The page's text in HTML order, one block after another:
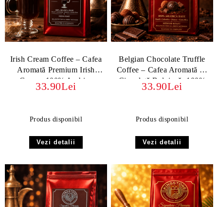
Irish Cream Coffee – Cafea
Aromată Premium Irish
Cream, 100% Arabica
33.90Lei
Produs disponibil
Vezi detalii
Belgian Chocolate Truffle
Coffee – Cafea Aromată cu
Ciocolată Belgiană, 100%
Arabica
33.90Lei
Produs disponibil
Vezi detalii